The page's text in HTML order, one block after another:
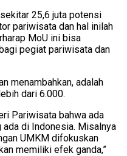
25,6 juta potensi
pariwisata dan hal inilah
MoU ini bisa
pegiat pariwisata dan
menambahkan, adalah
dari 6.000.
Pariwisata bahwa ada
di Indonesia. Misalnya
UMKM difokuskan
memiliki efek ganda,”